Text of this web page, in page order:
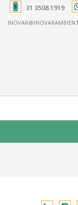
31 3508.1919